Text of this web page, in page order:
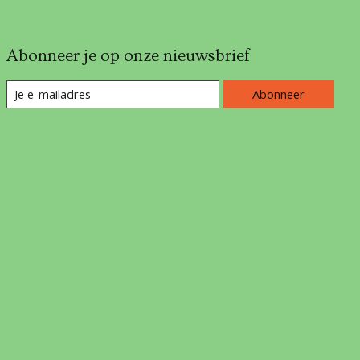
Abonneer je op onze nieuwsbrief
Abonneer